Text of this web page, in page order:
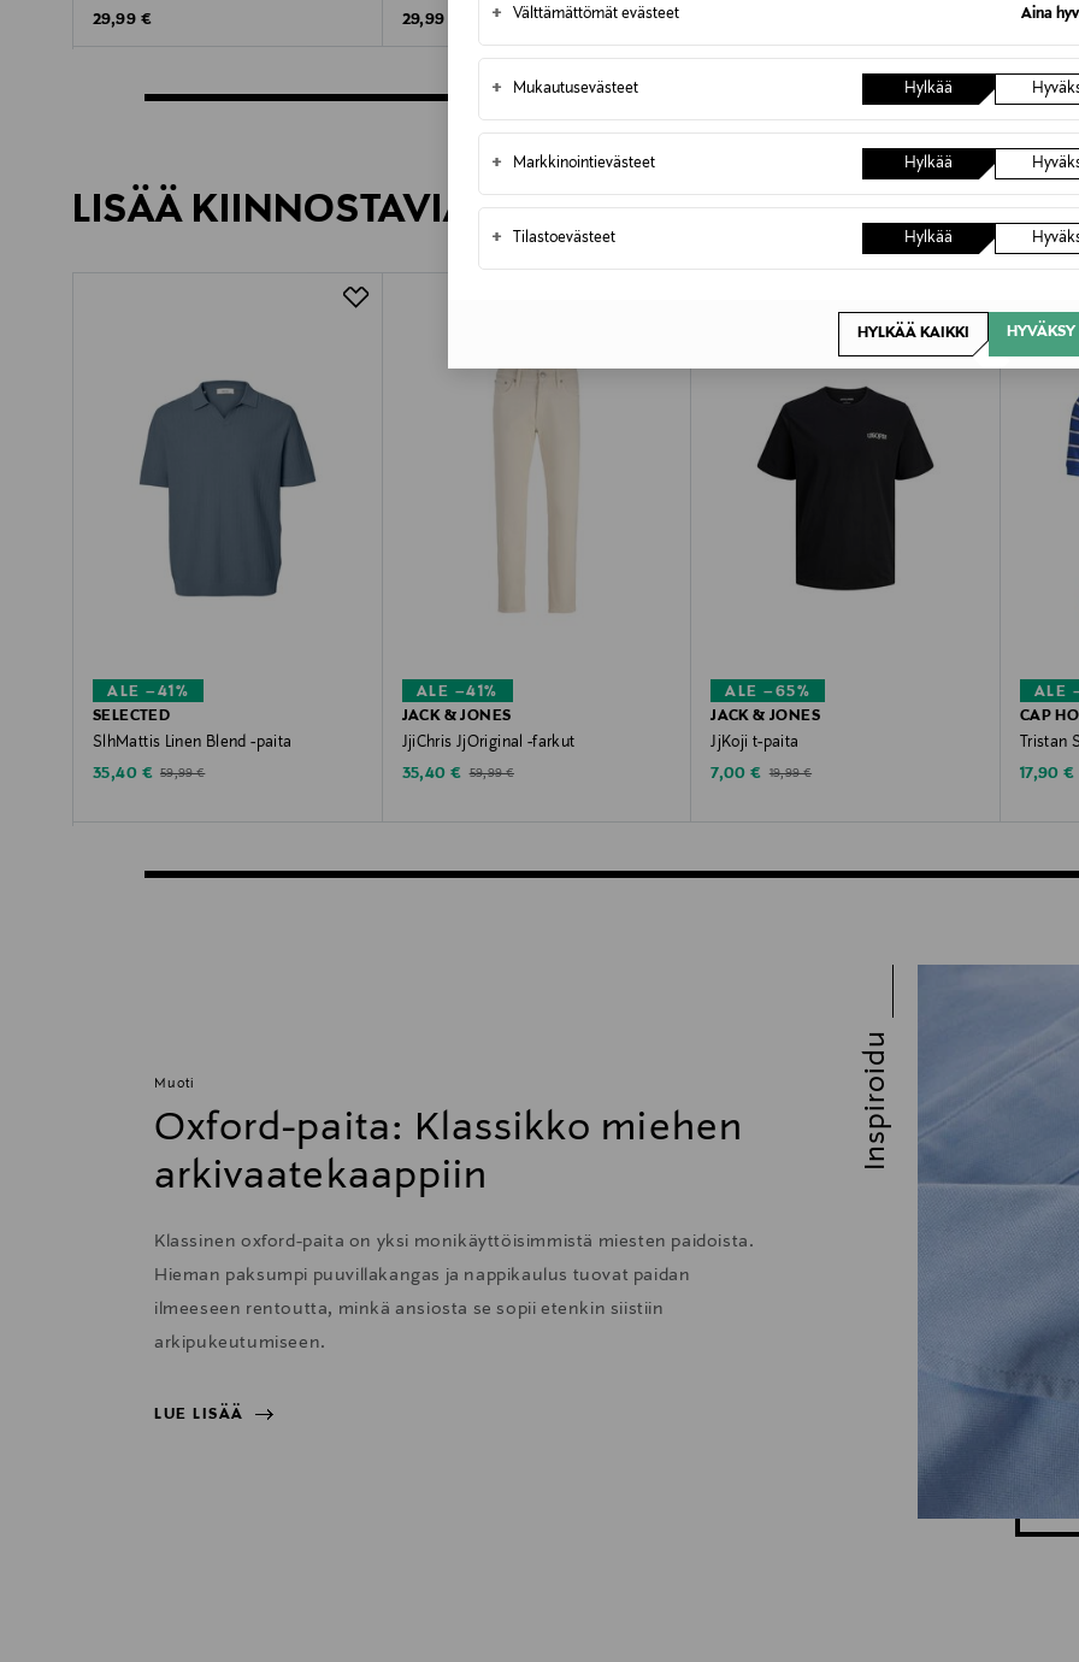
+ Välttämättömät evästeet Aina
+ Mukautusevästeet Hylkää
+ Markkinointievästeet Hylkää
+ Tilastoevästeet Hylkää
HYLKÄÄ KAIKKI HYVÄKSY
Original Price
29,99 €
Original Price
29,99 € 83,40
LISÄÄ KIINNOSTAVIA TUOTTEITA
ALE –41%
SELECTED
SlhMattis Linen Blend -paita
Discounted Price
35,40 € Original Price
59,99 €
ALE –41%
JACK & JONES
JjiChris JjOriginal -farkut
Discounted Price
35,40 € Original Price
59,99 €
ALE –65%
JACK & JONES
JjKoji t-paita
Discounted Price
7,00 € Original Price
19,99 €
ALE
CAP
Tristan
17,90 €
Muoti
Oxford-paita: Klassikko miehen
arkivaatekaappiin
Klassinen oxford-paita on yksi monikäyttöisimmistä miesten paidoista.
Hieman paksumpi puuvillakangas ja nappikaulus tuovat paidan
ilmeeseen rentoutta, minkä ansiosta se sopii etenkin siistiin
arkipukeutumiseen.
LUE LISÄÄ
Inspiroidu